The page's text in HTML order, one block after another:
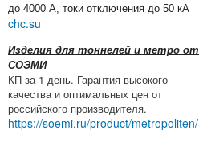
до 4000 А, токи отключения до 50 кА
chc.su
Изделия для тоннелей и метро от
СОЭМИ
КП за 1 день. Гарантия высокого
качества и оптимальных цен от
российского производителя.
https://soemi.ru/product/metropoliten/